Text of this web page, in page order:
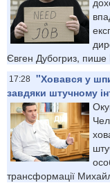
Євген Дубогриз,
17:28 "Ховався у
завдяки штучному
трансформації